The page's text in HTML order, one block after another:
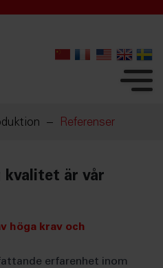
Referenser
kvalitet är vår
höga krav och
erfarenhet inom